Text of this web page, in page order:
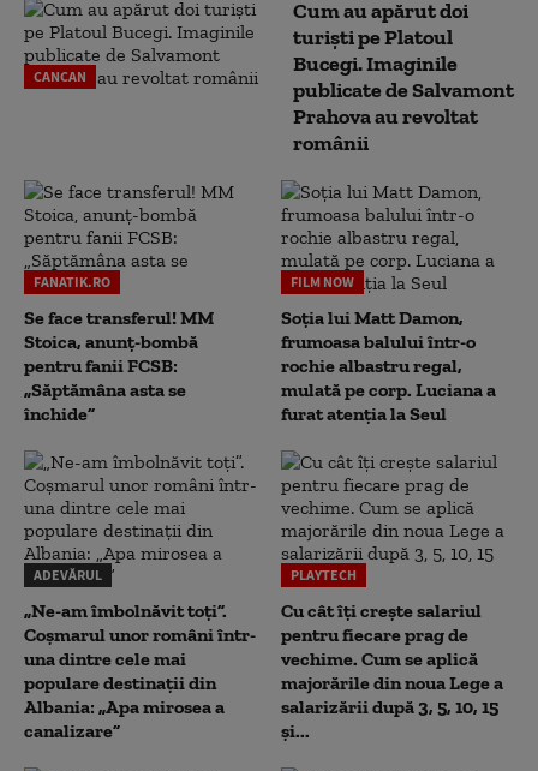
CANCAN
Cum au apărut doi
turiști pe Platoul
Bucegi. Imaginile
publicate de Salvamont
Prahova au revoltat
românii
FANATIK.RO
Se face transferul! MM
Stoica, anunț-bombă
pentru fanii FCSB:
„Săptămâna asta se
închide”
FILM NOW
Soția lui Matt Damon,
frumoasa balului într-o
rochie albastru regal,
mulată pe corp. Luciana a
furat atenția la Seul
ADEVĂRUL
„Ne-am îmbolnăvit toți”.
Coșmarul unor români într-
una dintre cele mai
populare destinații din
Albania: „Apa mirosea a
canalizare”
PLAYTECH
Cu cât îți crește salariul
pentru fiecare prag de
vechime. Cum se aplică
majorările din noua Lege a
salarizării după 3, 5, 10, 15
și...